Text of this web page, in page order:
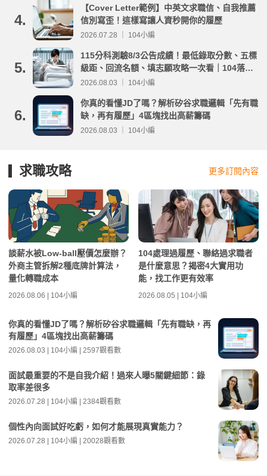
4.
【Cover Letter範例】中英文求職信、自我推薦
信別寫歪！這樣寫讓人資秒開你的履歷
2026.07.28 ｜ 104小編
5.
115分科測驗8/3公告成績！最低錄取分數、五標
級距、回流名額、填志願攻略一次看｜104落點
分析
2026.08.03 ｜ 104小編
6.
你真的看懂JD了嗎？解析矽谷求職邏輯「先有職
缺，再有履歷」4區塊找出高薪籌碼
2026.08.03 ｜ 104小編
求職攻略 更多訂閱內容
談薪水被Low-ball壓價怎麼辦？
外商主管拆解2種底牌計算法，
量化轉職成本
2026.08.06 | 104小編
104處理過履歷、聯絡過求職者
是什麼意思？揭密4大實用功
能，找工作更有效率
2026.08.05 | 104小編
你真的看懂JD了嗎？解析矽谷求職邏輯「先有職缺，再
有履歷」4區塊找出高薪籌碼
2026.08.03 | 104小編 | 2597觀看數
面試最重要的不是自我介紹！過來人曝5關鍵細節：錄
取率差很多
2026.07.28 | 104小編 | 2384觀看數
個性內向面試好吃虧，如何才能展現真實能力？
2026.07.28 | 104小編 | 20028觀看數